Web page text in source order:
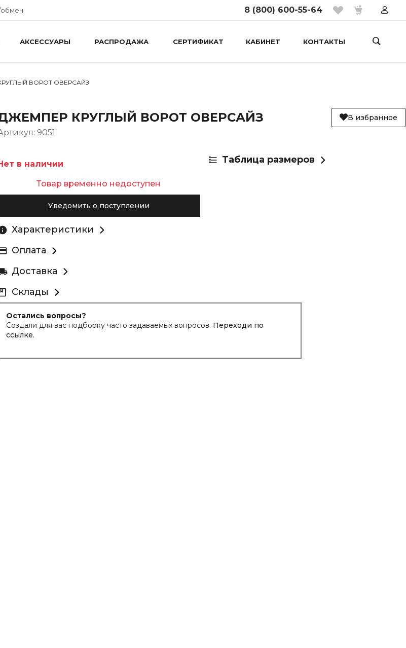
обмен 8 (800) 600-55-64
АКСЕССУАРЫ РАСПРОДАЖА СЕРТИФИКАТ КАБИНЕТ КОНТАКТЫ
ВОРОТ ОВЕРСАЙЗ
КРУГЛЫЙ ВОРОТ ОВЕРСАЙЗ В избранное
9051
в наличии
Товар временно недоступен
Уведомить о поступлении
Таблица размеров
Характеристики
Оплата
Доставка
Склады
Остались вопросы?
Создали для вас подборку часто задаваемых вопросов. Переходи по
ссылке.